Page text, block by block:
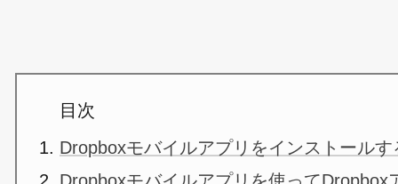
目次
Dropboxモバイルアプリをインストールす